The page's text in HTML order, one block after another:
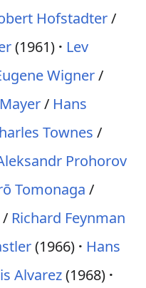
Hofstadter/
(1961)
Lev
Wigner/
/ Hans
Townes /
Prohorov
Tomonaga /
/ Richard Feynman
(1966)
Hans
Alvarez(1968)